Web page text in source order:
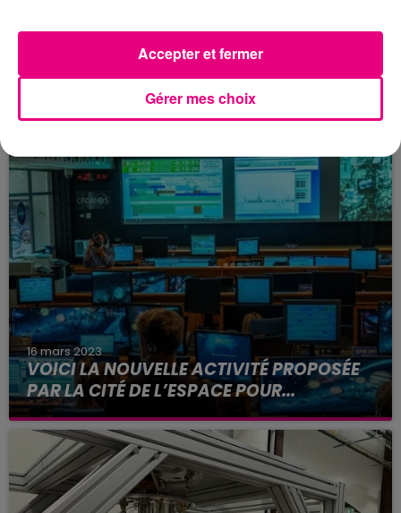
DÉCOUVREZ L'IMAGE INSOLITE DES
PYRÉNÉES SOUS LA NEIGE DEPUIS UN...
Privé de neige à Toulouse, la chaîne des Pyrénées
cette image satellite du réseau Copernicus.
16 mars 2023
VOICI LA NOUVELLE ACTIVITÉ PROPOSÉE
PAR LA CITÉ DE L’ESPACE POUR...
Gérer mes choix
Accepter et fermer